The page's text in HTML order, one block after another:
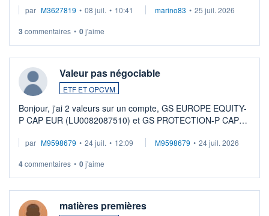
par M3627819 • 08 juil. • 10:41 marino83 • 25 juil. 2026
3 commentaires • 0j'aime
Valeur pas négociable
ETF ET OPCVM
Bonjour, j'ai 2 valeurs sur un compte, GS EUROPE EQUITY-
P CAP EUR (LU0082087510) et GS PROTECTION-P CAP
veux procéder à la vente, on me signale ...
par M9598679 • 24 juil. • 12:09 M9598679 • 24 juil. 2026
4commentaires • 0j'aime
matières premières